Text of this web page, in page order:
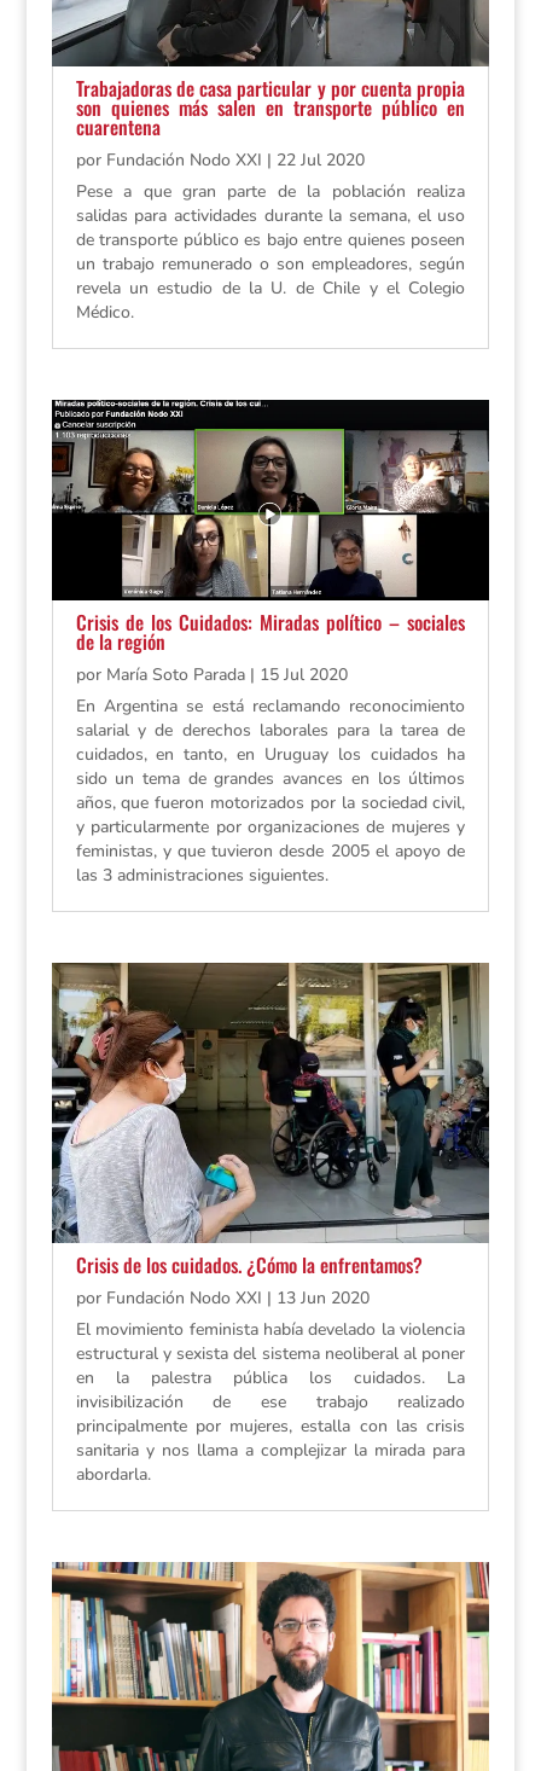
Trabajadoras de casa particular y por cuenta propia
son quienes más salen en transporte público en
cuarentena
por Fundación Nodo XXI | 22 Jul 2020
Pese a que gran parte de la población realiza
salidas para actividades durante la semana, el uso
de transporte público es bajo entre quienes poseen
un trabajo remunerado o son empleadores, según
revela un estudio de la U. de Chile y el Colegio
Médico.
Crisis de los Cuidados: Miradas político – sociales
de la región
por María Soto Parada| 15 Jul 2020
En Argentina se está reclamando reconocimiento
salarial y de derechos laborales para la tarea de
cuidados, en tanto, en Uruguay los cuidados ha
sido un tema de grandes avances en los últimos
años, que fueron motorizados por la sociedad civil,
y particularmente por organizaciones de mujeres y
feministas, y que tuvieron desde 2005 el apoyo de
las 3 administraciones siguientes.
Crisis de los cuidados. ¿Cómo la enfrentamos?
por Fundación Nodo XXI | 13 Jun 2020
El movimiento feminista había develado la violencia
estructural y sexista del sistema neoliberal al poner
en la palestra pública los cuidados. La
invisibilización de ese trabajo realizado
principalmente por mujeres, estalla con las crisis
sanitaria y nos llama a complejizar la mirada para
abordarla.